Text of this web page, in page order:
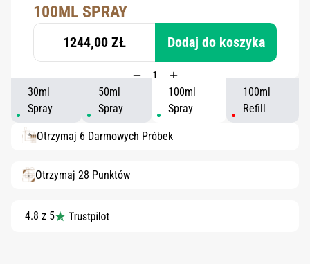
100ML SPRAY
1244,00 ZŁ Dodaj do koszyka
30ml
Spray
50ml
Spray
100ml
Spray
100ml
Refill
Otrzymaj 6 Darmowych Próbek
Otrzymaj 28 Punktów
4.8 z 5